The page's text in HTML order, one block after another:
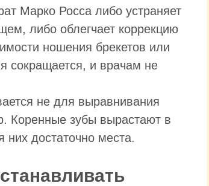
Марко Росса либо устраняет
либо облегчает коррекцию
ношения брекетов или
сокращается, и врачам не
не для выравнивания
Коренные зубы вырастают в
них достаточно места.